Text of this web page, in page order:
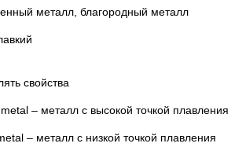
металл, благородный металл
свойства
– металл с высокой точкой плавления
– металл с низкой точкой плавления